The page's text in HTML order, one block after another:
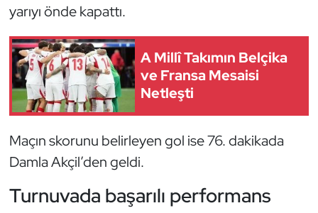
yarıyı önde kapattı.
A Millî Takımın Belçika
ve Fransa Mesaisi
Netleşti
Maçın skorunu belirleyen gol ise 76. dakikada
Damla Akçil’den geldi.
Turnuvada başarılı performans
Halter
Hava Sporları
Hentbol
İşitme Engelli Sporcular
Judo ve Kuraş
Kano ve Rafting